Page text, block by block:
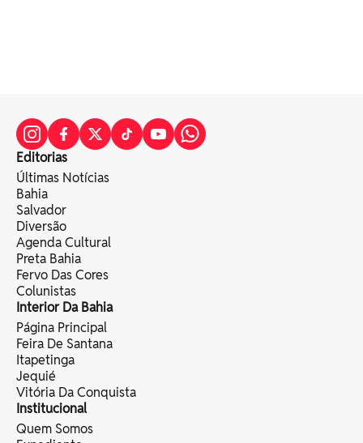
Editorias
Últimas Notícias
Bahia
Salvador
Diversão
Agenda Cultural
Preta Bahia
Fervo Das Cores
Colunistas
Interior Da Bahia
Página Principal
Feira De Santana
Itapetinga
Jequié
Vitória Da Conquista
Institucional
Quem Somos